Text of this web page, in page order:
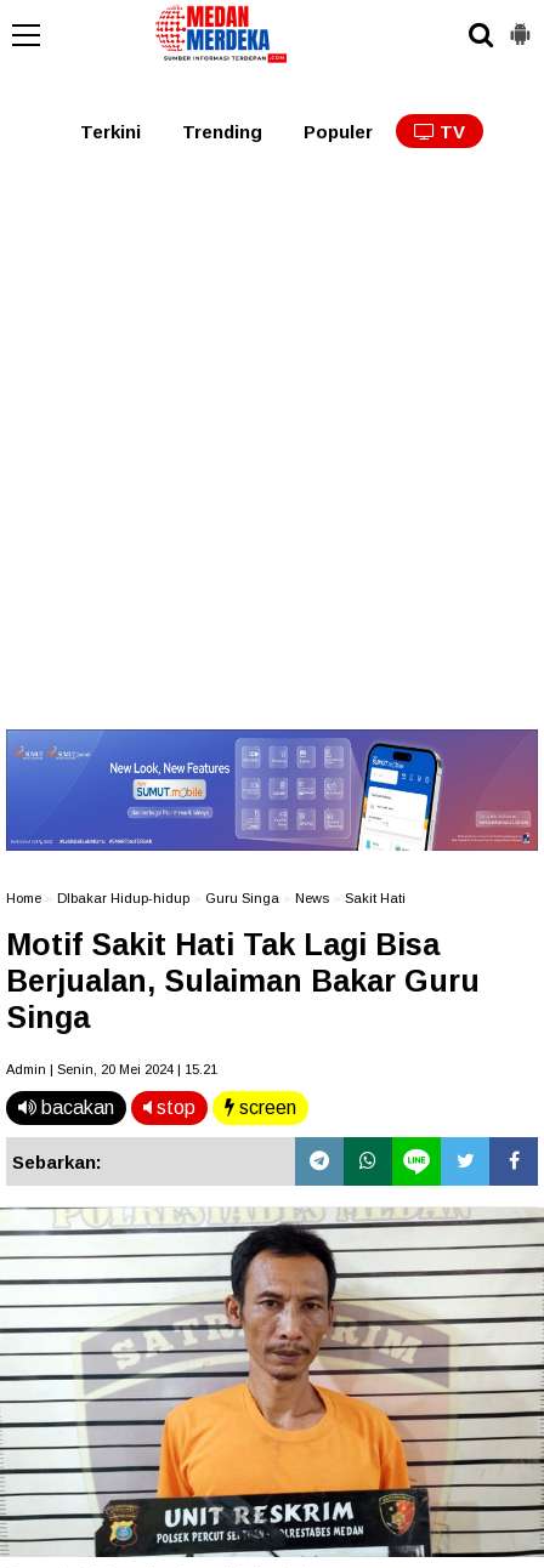
Tabagsel Tapanuli
Terkini Trending Populer TV
Home DIbakar Hidup-hidup Guru Singa News Sakit Hati
Motif Sakit Hati Tak Lagi Bisa
Berjualan, Sulaiman Bakar Guru
Singa
Admin | Senin, 20 Mei 2024 | 15.21
bacakan stop screen
Sebarkan: